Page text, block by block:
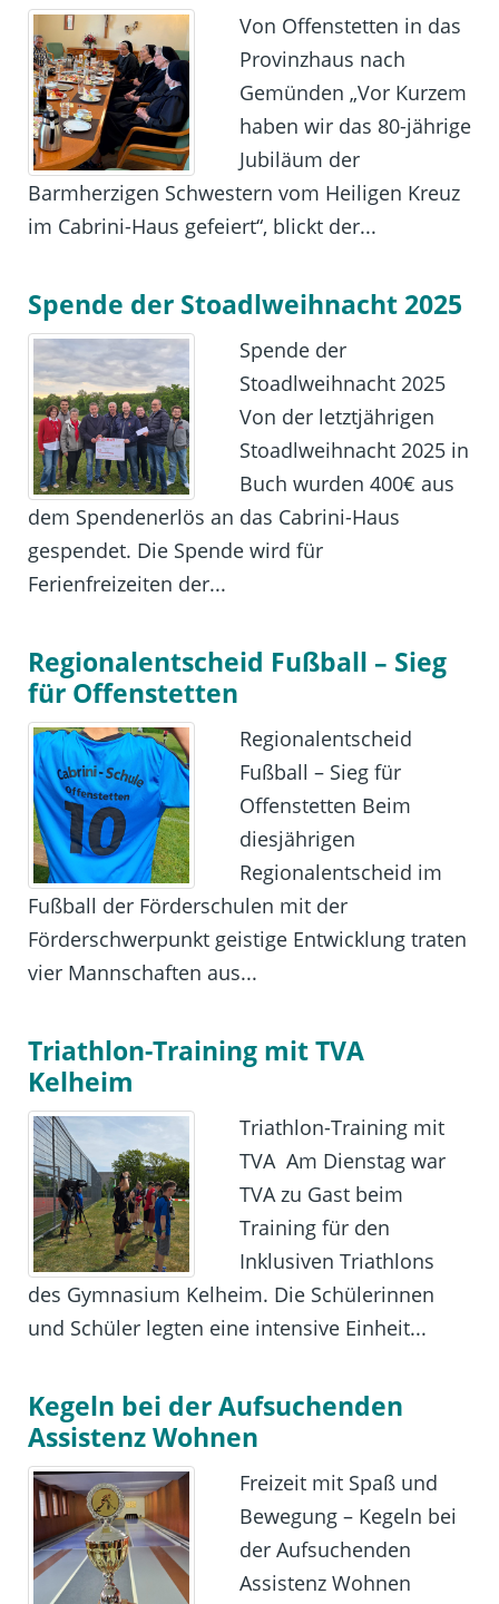
Von Offenstetten in das
Provinzhaus nach
Gemünden „Vor Kurzem
haben wir das 80-jährige
Jubiläum der
Barmherzigen Schwestern vom Heiligen Kreuz
im Cabrini-Haus gefeiert“, blickt der...
Spende der Stoadlweihnacht 2025
Spende der
Stoadlweihnacht 2025
Von der letztjährigen
Stoadlweihnacht 2025 in
Buch wurden 400€ aus
dem Spendenerlös an das Cabrini-Haus
gespendet. Die Spende wird für
Ferienfreizeiten der...
Regionalentscheid Fußball – Sieg
für Offenstetten
Regionalentscheid
Fußball – Sieg für
Offenstetten Beim
diesjährigen
Regionalentscheid im
Fußball der Förderschulen mit der
Förderschwerpunkt geistige Entwicklung traten
vier Mannschaften aus...
Triathlon-Training mit TVA
Kelheim
Triathlon-Training mit
TVA Am Dienstag war
TVA zu Gast beim
Training für den
Inklusiven Triathlons
des Gymnasium Kelheim. Die Schülerinnen
und Schüler legten eine intensive Einheit...
Kegeln bei der Aufsuchenden
Assistenz Wohnen
Freizeit mit Spaß und
Bewegung – Kegeln bei
der Aufsuchenden
Assistenz Wohnen